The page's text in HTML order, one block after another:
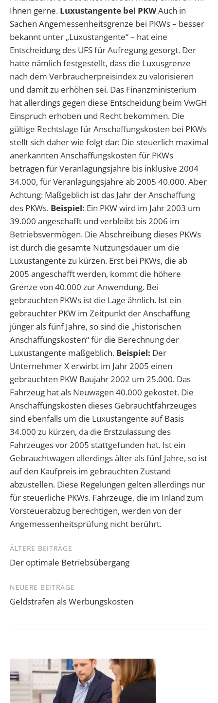
Ihnen gerne. Luxustangente bei PKWAuch in
Sachen Angemessenheitsgrenze bei PKWs – besser
bekannt unter „Luxustangente“ – hat eine
Entscheidung des UFS für Aufregung gesorgt. Der
hatte nämlich festgestellt, dass die Luxusgrenze
nach dem Verbraucherpreisindex zu valorisieren
und damit zu erhöhen sei. Das Finanzministerium
hat allerdings gegen diese Entscheidung beim VwGH
Einspruch erhoben und Recht bekommen. Die
gültige Rechtslage für Anschaffungskosten bei PKWs
stellt sich daher wie folgt dar: Die steuerlich maximal
anerkannten Anschaffungskosten für PKWs
betragen für Veranlagungsjahre bis inklusive 2004
34.000, für Veranlagungsjahre ab 2005 40.000. Aber
Achtung: Maßgeblich ist das Jahr der Anschaffung
des PKWs. Beispiel: Ein PKW wird im Jahr 2003 um
39.000 angeschafft und verbleibt bis 2006 im
Betriebsvermögen. Die Abschreibung dieses PKWs
ist durch die gesamte Nutzungsdauer um die
Luxustangente zu kürzen. Erst bei PKWs, die ab
2005 angeschafft werden, kommt die höhere
Grenze von 40.000 zur Anwendung. Bei
gebrauchten PKWs ist die Lage ähnlich. Ist ein
gebrauchter PKW im Zeitpunkt der Anschaffung
jünger als fünf Jahre, so sind die „historischen
Anschaffungskosten“ für die Berechnung der
Luxustangente maßgeblich. Beispiel: Der
Unternehmer X erwirbt im Jahr 2005 einen
gebrauchten PKW Baujahr 2002 um 25.000. Das
Fahrzeug hat als Neuwagen 40.000 gekostet. Die
Anschaffungskosten dieses Gebrauchtfahrzeuges
sind ebenfalls um die Luxustangente auf Basis
34.000 zu kürzen, da die Erstzulassung des
Fahrzeuges vor 2005 stattgefunden hat. Ist ein
Gebrauchtwagen allerdings älter als fünf Jahre, so ist
auf den Kaufpreis im gebrauchten Zustand
abzustellen. Diese Regelungen gelten allerdings nur
für steuerliche PKWs. Fahrzeuge, die im Inland zum
Vorsteuerabzug berechtigen, werden von der
Angemessenheitsprüfung nicht berührt.
Beitragsnavigation
ÄLTERE BEITRÄGE
Der optimale Betriebsübergang
NEUERE BEITRÄGE
Geldstrafen als Werbungskosten